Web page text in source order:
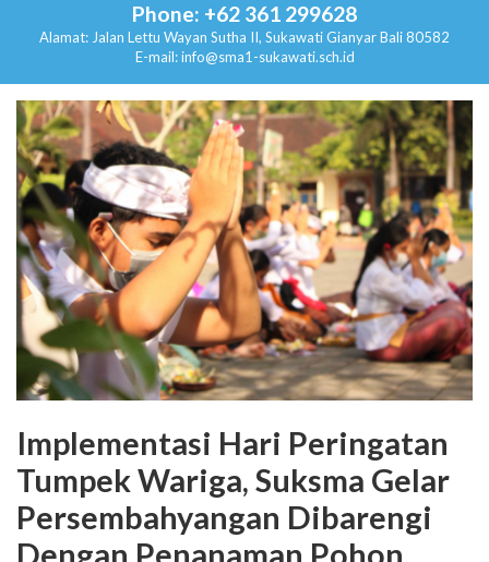
Phone: +62 361 299628
Alamat: Jalan Lettu Wayan Sutha II, SukawatiGianyar Bali 80582
E-mail: info@sma1-sukawati.sch.id
Implementasi Hari Peringatan
Tumpek Wariga, Suksma Gelar
Persembahyangan Dibarengi